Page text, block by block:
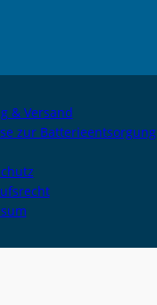
& Versand
zur Batterieentsorgung